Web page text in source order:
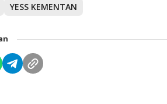
YESS KEMENTAN